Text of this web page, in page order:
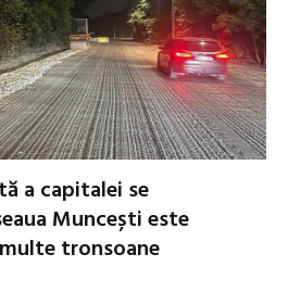
a capitalei se
Muncești este
tronsoane